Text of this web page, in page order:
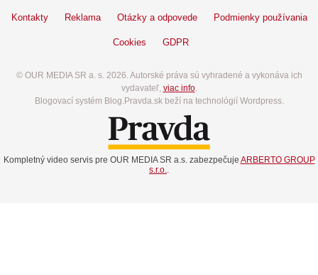
Kontakty Reklama Otázky a odpovede Podmienky používania
Cookies GDPR
© OUR MEDIA SR a. s. 2026. Autorské práva sú vyhradené a vykonáva ich
vydavateľ, viac info.
Blogovací systém Blog.Pravda.sk beží na technológií Wordpress.
Kompletný video servis pre OUR MEDIA SR a.s. zabezpečuje ARBERTO GROUP
s.r.o..